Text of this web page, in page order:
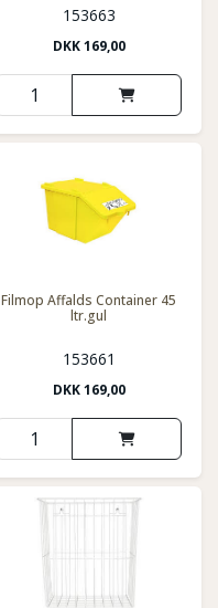
153663
DKK169,00
Filmop Affalds Container 45
ltr.gul
153661
DKK169,00